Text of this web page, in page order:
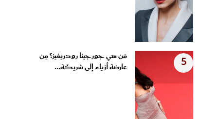
5
مَن هي جورجينا رودريغيز؟ مِن
عارضة أزياء إلى شريكة...